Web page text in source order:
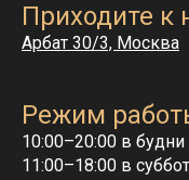
Приходите к
Арбат 30/3, Москва
Режим
10:00–20:00 в будни
11:00–18:00 в